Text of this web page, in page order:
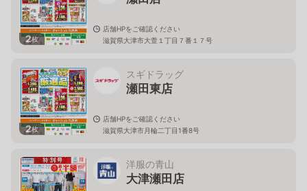
2枚
店舗HPをご確認ください
滋賀県大津市大萱１丁目７番１７号
2枚
スギドラッグ
瀬田東店
店舗HPをご確認ください
滋賀県大津市月輪二丁目1番8号
洋服の青山
大津瀬田店